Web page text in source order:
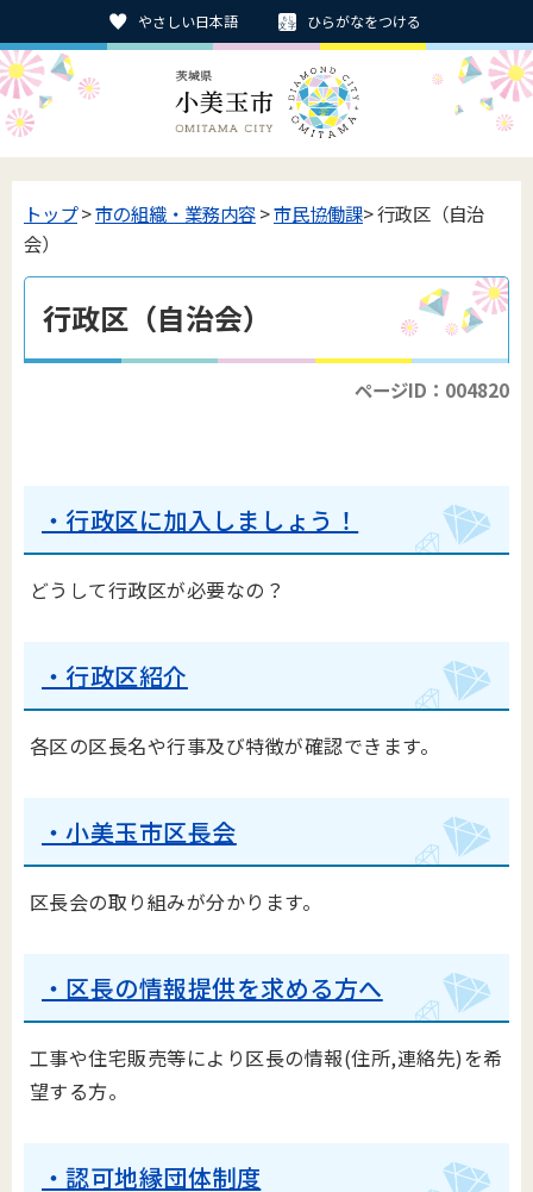
やさしい日本語 ひらがなをつける
トップ>市の組織・業務内容>市民協働課> 行政区（自治
会）
行政区（自治会）
ページID：004820
・行政区に加入しましょう！
どうして行政区が必要なの？
・行政区紹介
各区の区長名や行事及び特徴が確認できます。
・小美玉市区長会
区長会の取り組みが分かります。
・区長の情報提供を求める方へ
工事や住宅販売等により区長の情報(住所,連絡先)を希
望する方。
・認可地縁団体制度